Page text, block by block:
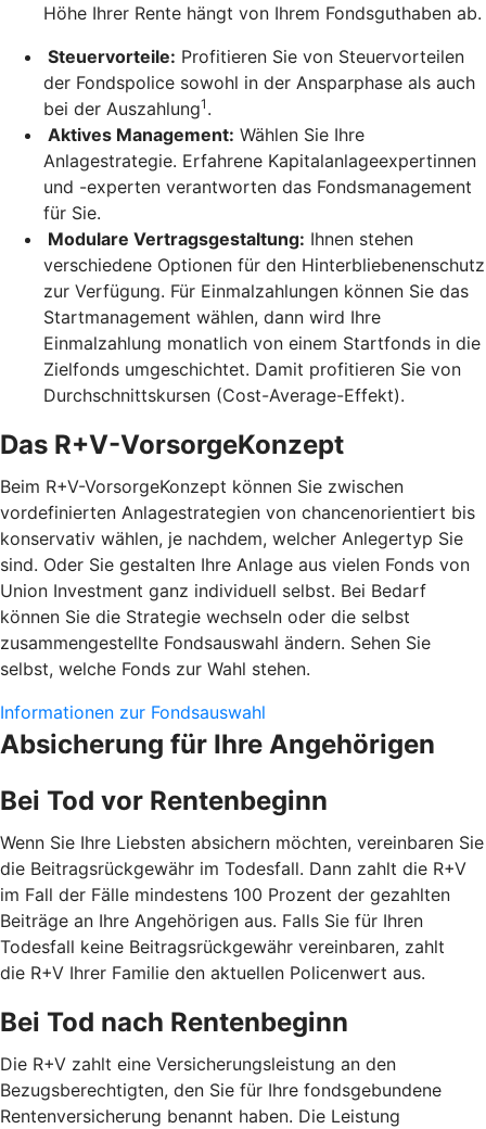
Höhe Ihrer Rente hängt von Ihrem Fondsguthaben ab.
Steuervorteile: Profitieren Sie von Steuervorteilen
der Fondspolice sowohl in der Ansparphase als auch
bei der Auszahlung1 .
Aktives Management: Wählen Sie Ihre
Anlagestrategie. Erfahrene Kapitalanlageexpertinnen
und -experten verantworten das Fondsmanagement
für Sie.
Modulare Vertragsgestaltung: Ihnen stehen
verschiedene Optionen für den Hinterbliebenenschutz
zur Verfügung. Für Einmalzahlungen können Sie das
Startmanagement wählen, dann wird Ihre
Einmalzahlung monatlich von einem Startfonds in die
Zielfonds umgeschichtet. Damit profitieren Sie von
Durchschnittskursen (Cost-Average-Effekt).
Das R+V-VorsorgeKonzept
Beim R+V-VorsorgeKonzept können Sie zwischen
vordefinierten Anlagestrategien von chancenorientiert bis
konservativ wählen, je nachdem, welcher Anlegertyp Sie
sind. Oder Sie gestalten Ihre Anlage aus vielen Fonds von
Union Investment ganz individuell selbst. Bei Bedarf
können Sie die Strategie wechseln oder die selbst
zusammengestellte Fondsauswahl ändern. Sehen Sie
selbst, welche Fonds zur Wahl stehen.
Informationen zur Fondsauswahl
Absicherung für Ihre Angehörigen
Bei Tod vor Rentenbeginn
Wenn Sie Ihre Liebsten absichern möchten, vereinbaren Sie
die Beitragsrückgewähr im Todesfall. Dann zahlt die R+V
im Fall der Fälle mindestens 100 Prozent der gezahlten
Beiträge an Ihre Angehörigen aus. Falls Sie für Ihren
Todesfall keine Beitragsrückgewähr vereinbaren, zahlt
die R+V Ihrer Familie den aktuellen Policenwert aus.
Bei Tod nach Rentenbeginn
Die R+V zahlt eine Versicherungsleistung an den
Bezugsberechtigten, den Sie für Ihre fondsgebundene
Rentenversicherung benannt haben. Die Leistung